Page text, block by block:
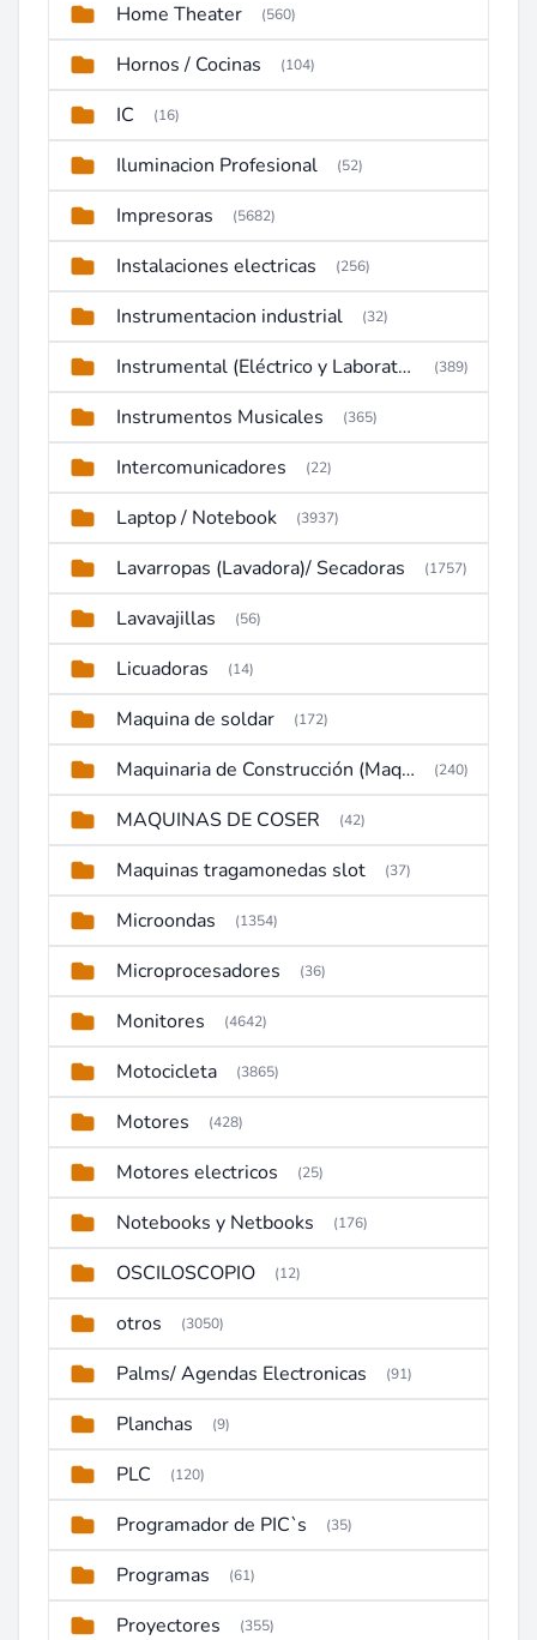
Home Theater (560)
Hornos / Cocinas (104)
IC (16)
Iluminacion Profesional (52)
Impresoras (5682)
Instalaciones electricas (256)
Instrumentacion industrial (32)
Instrumental (Eléctrico y Laboratorio) (389)
Instrumentos Musicales (365)
Intercomunicadores (22)
Laptop / Notebook (3937)
Lavarropas (Lavadora)/ Secadoras (1757)
Lavavajillas (56)
Licuadoras (14)
Maquina de soldar (172)
Maquinaria de Construcción (Maquinaria Pesada) (240)
MAQUINAS DE COSER (42)
Maquinas tragamonedas slot (37)
Microondas (1354)
Microprocesadores (36)
Monitores (4642)
Motocicleta (3865)
Motores (428)
Motores electricos (25)
Notebooks y Netbooks (176)
OSCILOSCOPIO (12)
otros (3050)
Palms/ Agendas Electronicas (91)
Planchas (9)
PLC (120)
Programador de PIC`s (35)
Programas (61)
Proyectores (355)